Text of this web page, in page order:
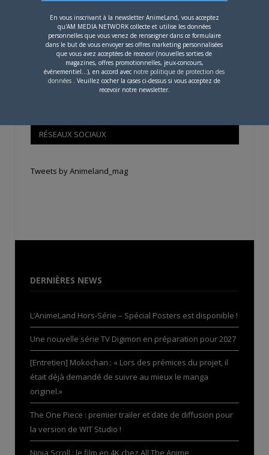
Si votre ville n'est pas dans la liste,contactez-nous!
CONTENU SPONSORISÉ
RÉSEAUX SOCIAUX
Tweets by Animeland_mag
DERNIÈRES NEWS
L’AnimeLand Hors-Série – Spécial Posters est disponible !
Une nouvelle série TV Digimon en préparation pour 2027
[Entretien] Mokochan : « Lors des prémices du projet, il
était déjà demandé de suivre au mieux le manga
originel.»
The One Piece : premier trailer et date de diffusion pour
la version de WIT Studio !
Ninja Scroll : le film en 4K chez All The Anime
En vous inscrivant à la newsletter AnimeLand, vous acceptez
qu'AM MEDIA NETWORK collecte et utilise les données
personnelles que vous venez de renseigner dans ce formulaire
dans le but de vous envoyer ses offres marketing personnalisées
que vous avez acceptées de recevoir (nouvelles sorties de
magazines, offres promotionnelles, jeux-concours,
événementiel...), en accord avec notre politique de protection des
données . Veuillez cocher la cases ci-dessus si vous acceptez de
recevoir notre newsletter.